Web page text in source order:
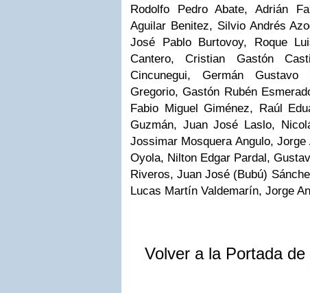
Rodolfo Pedro Abate, Adrián
Aguilar Benitez, Silvio Andrés
José Pablo Burtovoy, Roque
Cantero, Cristian Gastón
Cincunegui, Germán
Gregorio, Gastón Rubén
Fabio Miguel Giménez, Raúl
Guzmán, Juan José Laslo,
Jossimar Mosquera Angulo,
Oyola, Nilton Edgar Pardal,
Riveros, Juan José (Bubú)
Lucas Martín Valdemarín, Jorge
Volver a la Portada de